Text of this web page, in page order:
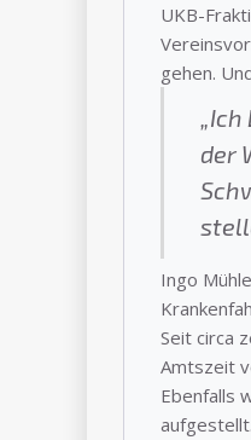
UKB-
gehen.
der
Ingo
Seit circa
Amtszeit
Ebenfalls